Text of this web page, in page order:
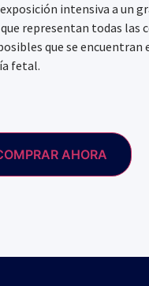
intensiva a un
representan todas las
que se encuentran
fetal.
AHORA